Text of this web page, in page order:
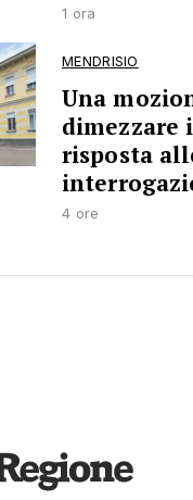
1 ora
MENDRISIO
Una
dimezzare
risposta
4 ore